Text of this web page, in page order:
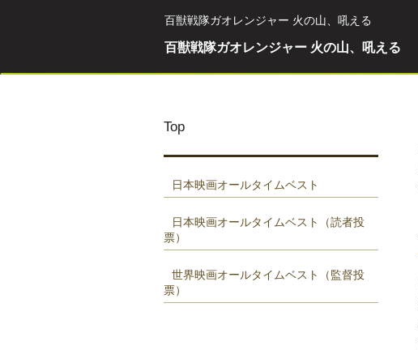
百獣戦隊ガオレンジャー 火の山、吼える
百獣戦隊ガオレンジャー 火の山、吼える
Top
日本映画オールタイムベスト
日本映画オールタイムベスト（読者投
票）
世界映画オールタイムベスト（監督投
票）